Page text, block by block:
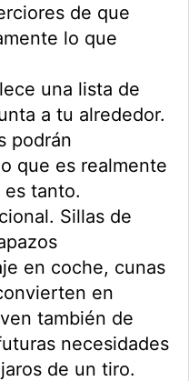
de que
lo que
una lista de
a tu alrededor.
podrán
que es realmente
tanto.
Sillas de
en coche, cunas
en
también de
necesidades
de un tiro.